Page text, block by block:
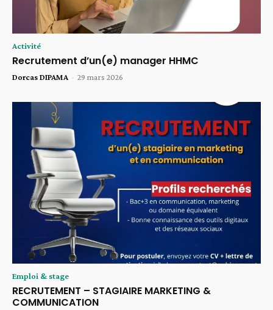
Activité
Recrutement d’un(e) manager HHMC
Dorcas DIPAMA - 29 mars 2026
Emploi & stage
RECRUTEMENT – STAGIAIRE MARKETING &
COMMUNICATION